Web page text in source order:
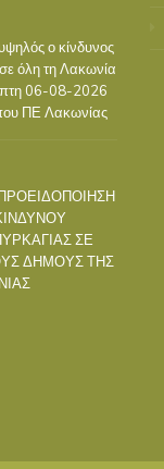
ο κίνδυνος
όλη τη Λακωνία
06-08-2026
ΠΕ Λακωνίας
ΣΕ
ΔΗΜΟΥΣ ΤΗΣ